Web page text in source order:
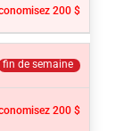
200 $
fin de semaine
200 $